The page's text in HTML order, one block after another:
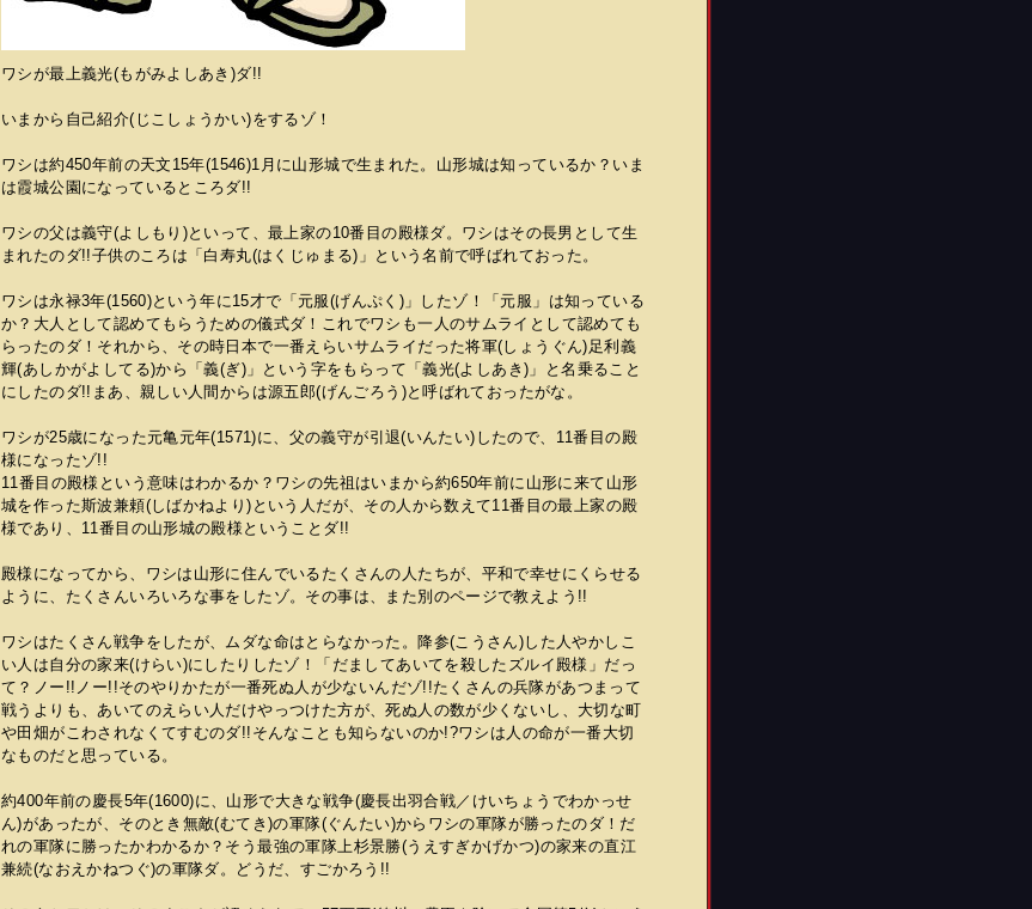
ワシが最上義光(もがみよしあき)ダ!!
いまから自己紹介(じこしょうかい)をするゾ！
ワシは約450年前の天文15年(1546)1月に山形城で生まれた。山形城は知っているか？いま
は霞城公園になっているところダ!!
ワシの父は義守(よしもり)といって、最上家の10番目の殿様ダ。ワシはその長男として生
まれたのダ!!子供のころは「白寿丸(はくじゅまる)」という名前で呼ばれておった。
ワシは永禄3年(1560)という年に15才で「元服(げんぷく)」したゾ！「元服」は知っている
か？大人として認めてもらうための儀式ダ！これでワシも一人のサムライとして認めても
らったのダ！それから、その時日本で一番えらいサムライだった将軍(しょうぐん)足利義
輝(あしかがよしてる)から「義(ぎ)」という字をもらって「義光(よしあき)」と名乗ること
にしたのダ!!まあ、親しい人間からは源五郎(げんごろう)と呼ばれておったがな。
ワシが25歳になった元亀元年(1571)に、父の義守が引退(いんたい)したので、11番目の殿
様になったゾ!!
11番目の殿様という意味はわかるか？ワシの先祖はいまから約650年前に山形に来て山形
城を作った斯波兼頼(しばかねより)という人だが、その人から数えて11番目の最上家の殿
様であり、11番目の山形城の殿様ということダ!!
殿様になってから、ワシは山形に住んでいるたくさんの人たちが、平和で幸せにくらせる
ように、たくさんいろいろな事をしたゾ。その事は、また別のページで教えよう!!
ワシはたくさん戦争をしたが、ムダな命はとらなかった。降参(こうさん)した人やかしこ
い人は自分の家来(けらい)にしたりしたゾ！「だましてあいてを殺したズルイ殿様」だっ
て？ノー!!ノー!!そのやりかたが一番死ぬ人が少ないんだゾ!!たくさんの兵隊があつまって
戦うよりも、あいてのえらい人だけやっつけた方が、死ぬ人の数が少くないし、大切な町
や田畑がこわされなくてすむのダ!!そんなことも知らないのか!?ワシは人の命が一番大切
なものだと思っている。
約400年前の慶長5年(1600)に、山形で大きな戦争(慶長出羽合戦／けいちょうでわかっせ
ん)があったが、そのとき無敵(むてき)の軍隊(ぐんたい)からワシの軍隊が勝ったのダ！だ
れの軍隊に勝ったかわかるか？そう最強の軍隊上杉景勝(うえすぎかげかつ)の家来の直江
兼続(なおえかねつぐ)の軍隊ダ。どうだ、すごかろう!!